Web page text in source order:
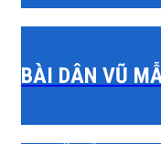
BÀI DÂN VŨ